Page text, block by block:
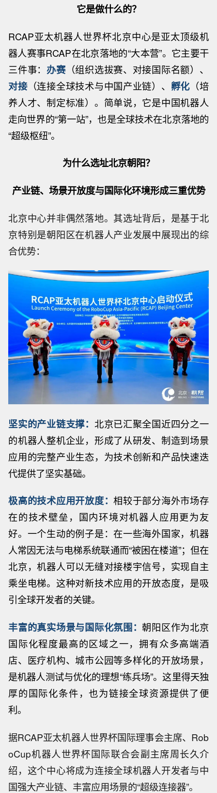
它是做什么的？
RCAP亚太机器人世界杯北京中心是亚太顶级机
器人赛事RCAP在北京落地的“大本营”。它主要干
三件事：办赛（组织选拔赛、对接国际名额）、
对接（连接全球技术与中国产业链）、 孵化 （培
养人才、制定标准）。简单说，它是中国机器人
走向世界的“第一站”，也是全球技术在北京落地的
“超级枢纽”。
为什么选址北京朝阳？
产业链、场景开放度与国际化环境形成三重优势
北京中心并非偶然落地。其选址背后，是基于北
京特别是朝阳区在机器人产业发展中展现出的综
合优势：
坚实的产业链支撑： 北京已汇聚全国近四分之一
的机器人整机企业，形成了从研发、制造到场景
应用的完整产业生态，为技术创新和产品快速迭
代提供了坚实基础。
极高的技术应用开放度：相较于部分海外市场存
在的技术壁垒，国内环境对机器人应用更为友
好。 一个生动的例子是：在一些海外国家，机器
人常因无法与电梯系统联通而“被困在楼道”；但在
北京，机器人可以无缝对接楼宇信号，实现自主
乘坐电梯。这种对新技术应用的开放态度，是吸
引全球开发者的关键。
丰富的真实场景与国际化氛围：朝阳区作为北京
国际化程度最高的区域之一，拥有众多高端酒
店、医疗机构、城市公园等多样化的开放场景，
是机器人测试与优化的理想“练兵场”。这里得天独
厚的国际化条件，也为链接全球资源提供了便
利。
据RCAP亚太机器人世界杯国际理事会主席、Rob
oCup机器人世界杯国际联合会副主席周长久介
绍，这个中心将成为连接全球机器人开发者与中
国强大产业链、丰富应用场景的“超级连接器”。